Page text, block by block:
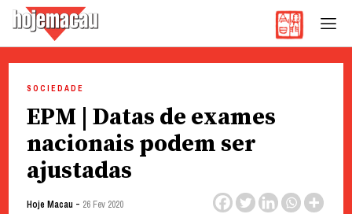
content
SOCIEDADE
EPM | Datas de exames
nacionais podem ser
ajustadas
Hoje Macau - 26 Fev 2020